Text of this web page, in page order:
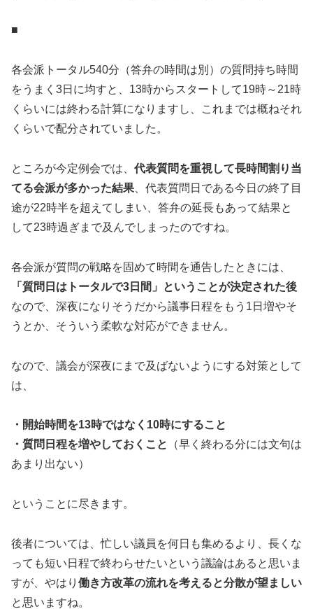
■
各会派トータル540分（答弁の時間は別）の質問持ち時間
をうまく3日に均すと、13時からスタートして19時～21時
くらいには終わる計算になりますし、これまでは概ねそれ
くらいで配分されていました。
ところが今定例会では、 代表質問を重視して長時間割り当
てる会派が多かった結果 、代表質問日である今日の終了目
途が22時半を超えてしまい、答弁の延長もあって結果と
して23時過ぎまで及んでしまったのですね。
各会派が質問の戦略を固めて時間を通告したときには、
「質問日はトータルで3日間」ということが決定された後
なので、深夜になりそうだから議事日程をもう1日増やそ
うとか、そういう柔軟な対応ができません。
なので、議会が深夜にまで及ばないようにする対策として
は、
・開始時間を13時ではなく10時にすること
・質問日程を増やしておくこと
（早く終わる分には文句は
あまり出ない）
ということに尽きます。
後者については、忙しい議員を何日も集めるより、長くな
っても短い日程で終わらせたいという議論はあると思いま
すが、やはり 働き方改革の流れを考えると分散が望ましい
と思いますね。